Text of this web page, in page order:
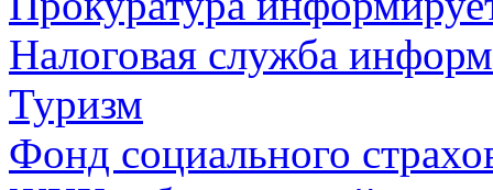
Налоговая служба
Туризм
Фонд социального